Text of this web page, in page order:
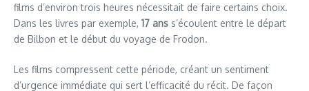
films d’environ trois heures nécessitait de faire certains choix.
Dans les livres par exemple, 17 ans s’écoulent entre le départ
de Bilbon et le début du voyage de Frodon.
Les films compressent cette période, créant un sentiment
d’urgence immédiate qui sert l’efficacité du récit. De façon